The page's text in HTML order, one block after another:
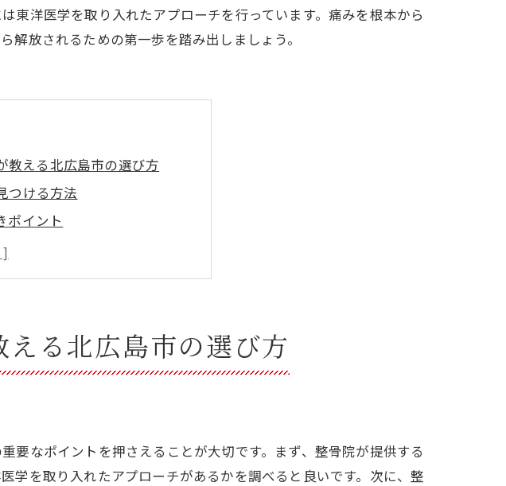
東洋医学を取り入れたアプローチを行っています。痛みを根本から
放されるための第一歩を踏み出しましょう。
教える北広島市の選び方
つける方法
ポイント
方法
カウンセリングの内容
ェックリスト
具体的な改善法
法の効果
介
る北広島市の選び方
要なポイントを押さえることが大切です。まず、整骨院が提供する
学を取り入れたアプローチがあるかを調べると良いです。次に、整